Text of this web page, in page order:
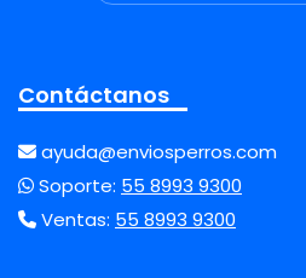
Contáctanos
ayuda@enviosperros.com
Soporte: 55 8993 9300
Ventas: 55 8993 9300